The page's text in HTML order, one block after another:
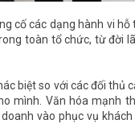
cố các dạng hành vi
toàn tổ chức, từ đời
biệt so với các đối thủ
mình. Văn hóa mạnh
vào phục vụ